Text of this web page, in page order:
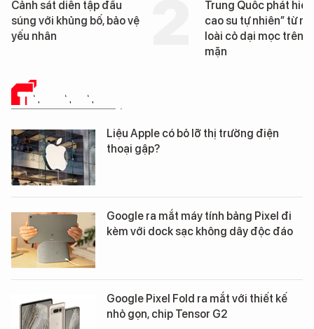
diễn tập đấu
khủng bố, bảo vệ
Trung Quốc phát hiện “mỏ
cao su tự nhiên” từ một
loài cỏ dại mọc trên đất
TIN CÔNG NGHỆ
Liệu Apple có bỏ lỡ thị trường điện
thoại gập?
Google ra mắt máy tính bảng Pixel đi
kèm với dock sạc không dây độc đáo
Google Pixel Fold ra mắt với thiết kế
nhỏ gọn, chip Tensor G2